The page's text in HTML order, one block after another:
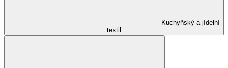
Kuchyňský a jídelní
textil